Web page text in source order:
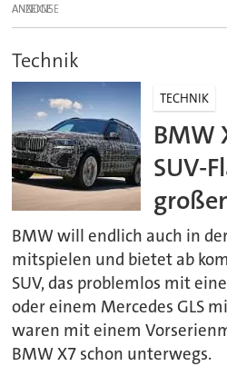
ANZEIGE
Technik
TECHNIK
BMW
SUV-
BMW will endlich auch in
mitspielen und bietet ab
SUV, das problemlos mit
oder einem Mercedes GLS
waren mit einem
BMW X7 schon unterwegs.